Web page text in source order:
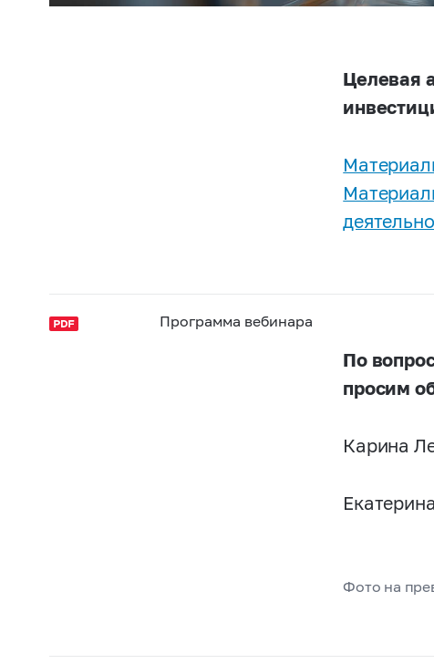
Целевая
Программа вебинара
По
просим
Карина
Фото на